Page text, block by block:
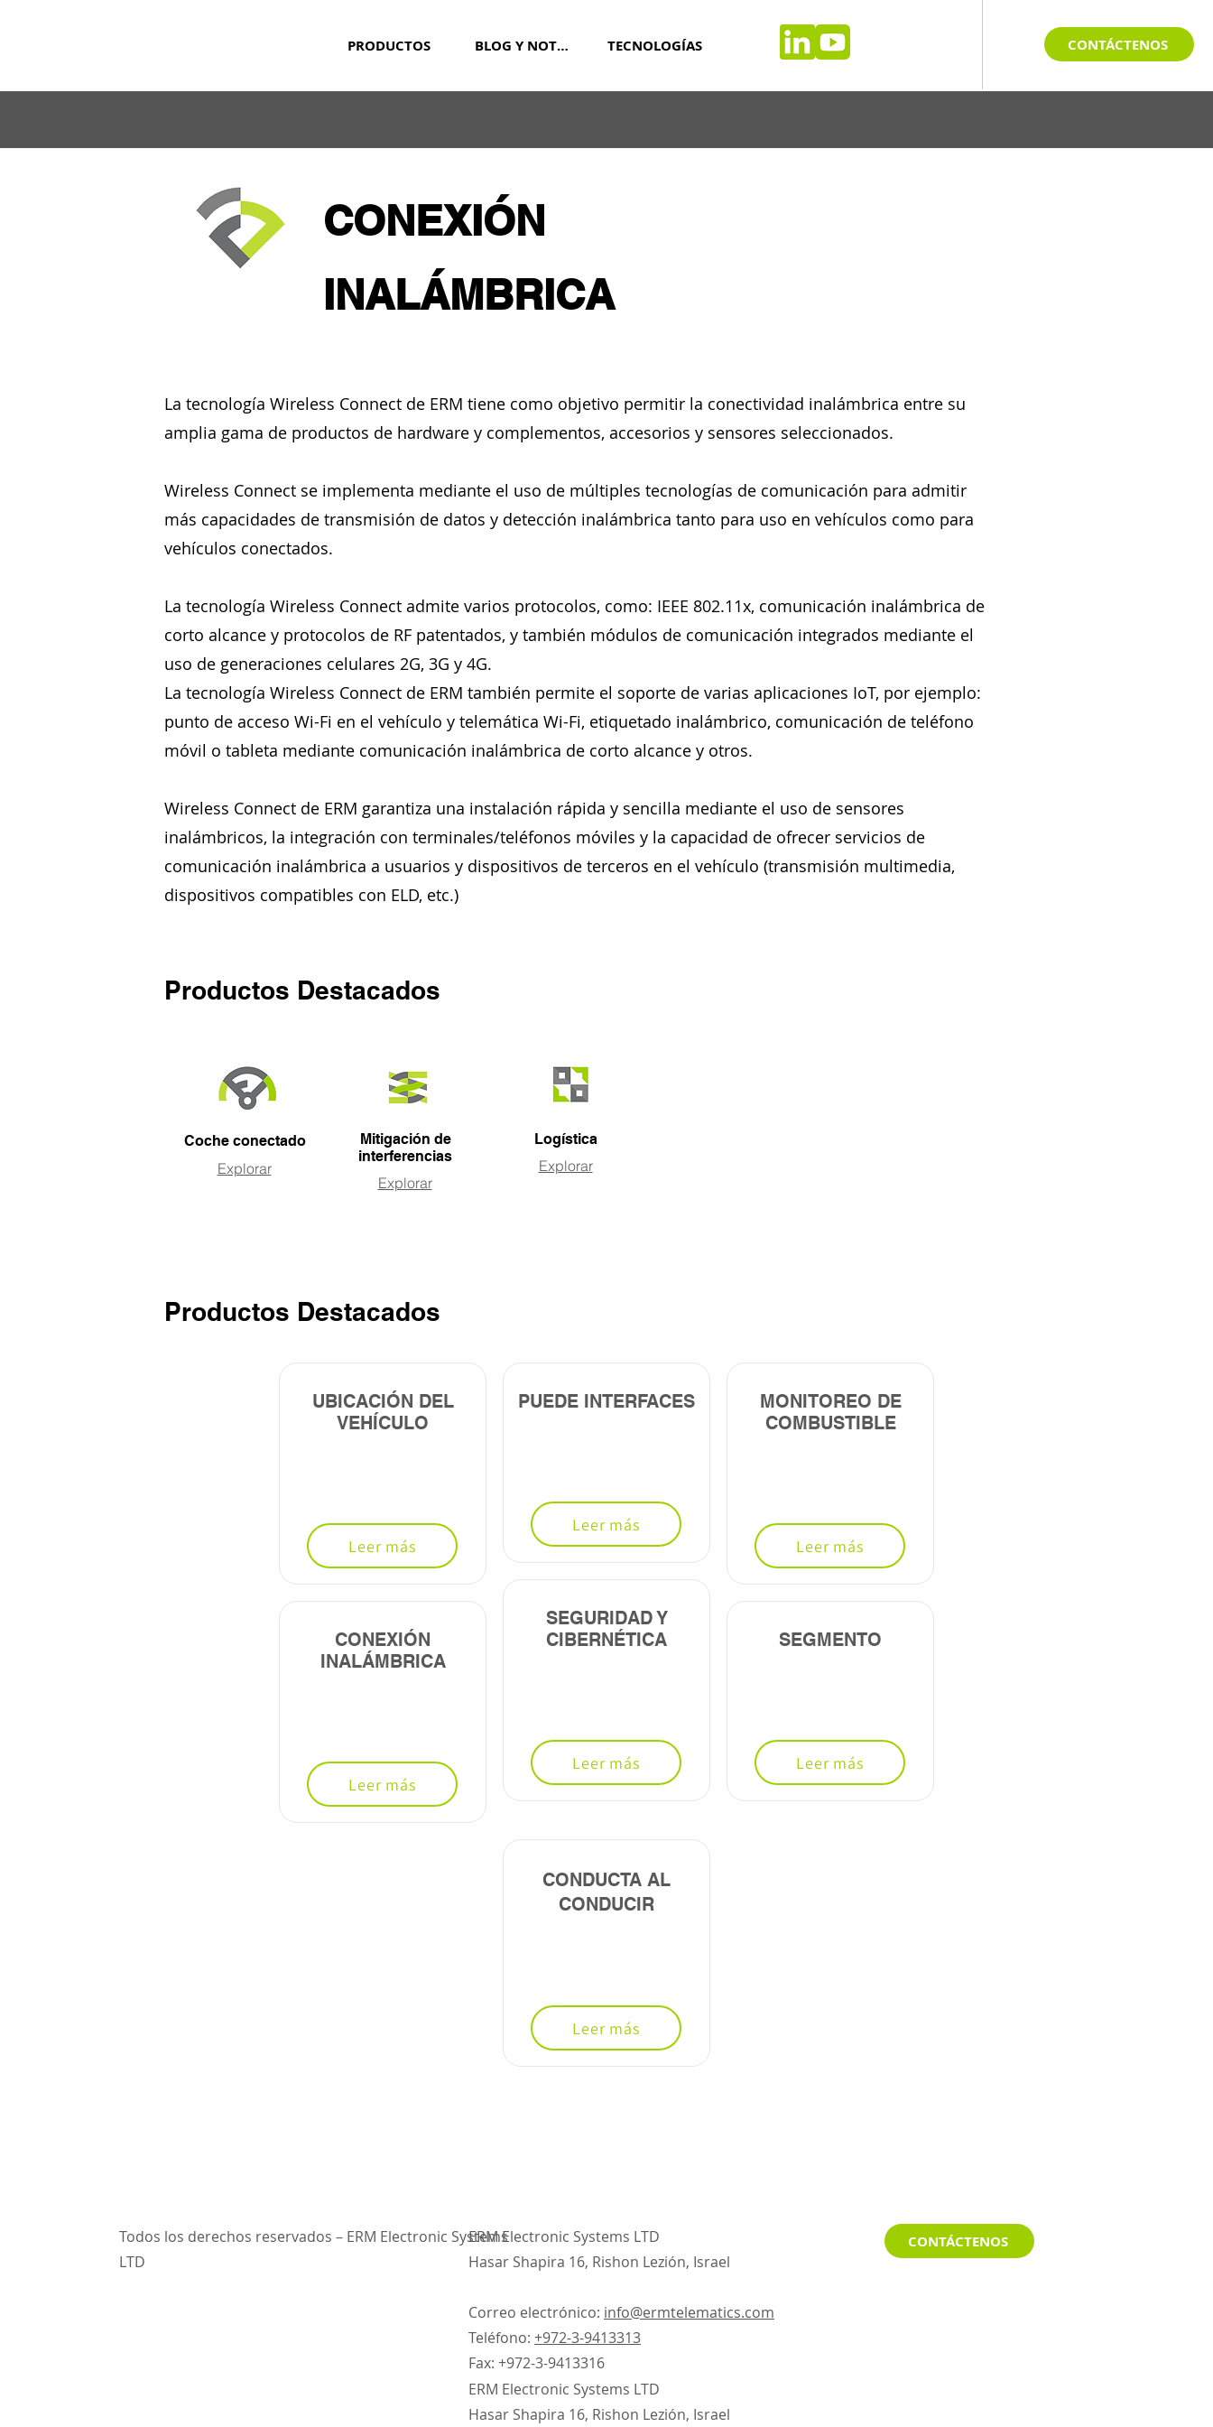
CONTÁCTENOS
PRODUCTOS BLOG Y NOTICIAS TECNOLOGÍAS
CONEXIÓN
INALÁMBRICA
La tecnología Wireless Connect de ERM tiene como objetivo permitir la conectividad inalámbrica entre su
amplia gama de productos de hardware y complementos, accesorios y sensores seleccionados.
Wireless Connect se implementa mediante el uso de múltiples tecnologías de comunicación para admitir
más capacidades de transmisión de datos y detección inalámbrica tanto para uso en vehículos como para
vehículos conectados.
La tecnología Wireless Connect admite varios protocolos, como: IEEE 802.11x, comunicación inalámbrica de
corto alcance y protocolos de RF patentados, y también módulos de comunicación integrados mediante el
uso de generaciones celulares 2G, 3G y 4G.
La tecnología Wireless Connect de ERM también permite el soporte de varias aplicaciones IoT, por ejemplo:
punto de acceso Wi-Fi en el vehículo y telemática Wi-Fi, etiquetado inalámbrico, comunicación de teléfono
móvil o tableta mediante comunicación inalámbrica de corto alcance y otros.
Wireless Connect de ERM garantiza una instalación rápida y sencilla mediante el uso de sensores
inalámbricos, la integración con terminales/teléfonos móviles y la capacidad de ofrecer servicios de
comunicación inalámbrica a usuarios y dispositivos de terceros en el vehículo (transmisión multimedia,
dispositivos compatibles con ELD, etc.)
Productos Destacados
Coche conectado
Explorar
Mitigación de
interferencias
Explorar
Logística
Explorar
Productos Destacados
UBICACIÓN DEL
VEHÍCULO
Leer más
CONEXIÓN
INALÁMBRICA
Leer más
PUEDE INTERFACES
Leer más
SEGURIDAD Y
CIBERNÉTICA
Leer más
MONITOREO DE
COMBUSTIBLE
Leer más
SEGMENTO
Leer más
CONDUCTA AL
CONDUCIR
Leer más
Todos los derechos reservados – ERM Electronic Systems
LTD
ERM Electronic Systems LTD
Hasar Shapira 16, Rishon Lezión, Israel
Correo electrónico: info@ermtelematics.com
Teléfono: +972-3-9413313
Fax: +972-3-9413316
ERM Electronic Systems LTD
Hasar Shapira 16, Rishon Lezión, Israel
CONTÁCTENOS